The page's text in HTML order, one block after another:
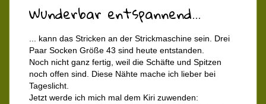
Wunderbar entspannend...
... kann das Stricken an der Strickmaschine sein. Drei
Paar Socken Größe 43 sind heute entstanden.
Noch nicht ganz fertig, weil die Schäfte und Spitzen
noch offen sind. Diese Nähte mache ich lieber bei
Tageslicht.
Jetzt werde ich mich mal dem Kiri zuwenden: